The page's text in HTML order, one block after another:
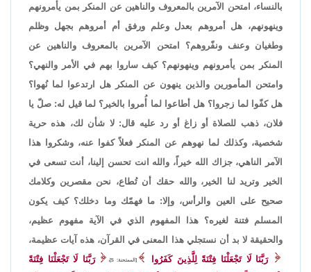
بالنساء، امتحن الآمرين بالمعروف والناهين عن المنكر بمن يأمرونهم
وينهونهم، هل أمروهم بعدل وعلم ورفق أم أمروهم بجهل وظلم
وطغيان وعنف ونفّروهم؟ امتحن الآمرين بالمعروف والناهين عن
المنكر بمن يأمرونهم وينهونهم؟ كيف ساروا بهم في الأمر والنهي؟
وامتحن المأمورين والذين ينهون عن المنكر هل ارتدعوا لما نُهوا؟
هل كفّوا لما زجروا؟ هل أطاعوا لما أُمروا بالخير؟ لما قيل له: صلّ يا
فلان، ذهب للصلاة أو زاغ أو رد عليه قال: لا شأن لك، هذه حرية
شخصية، وكذلك لما نهوهم عن المنكر فعلاً كفوا عنه، وشكروا هذا
الآمر الناهي، جزاك الله خيراً، والله انت تحسن إلينا، أنت تسعى في
الخير وتريد لنا الخير، والله حقك أن تُطاع، نحن مقصرين وكلامك
صحيح على العين والرأس، وإلا: ما فهمّك وما دخلك؟ كيف يكون
المسلم فتنة لغيره؟ هذا المفهوم الذي في الآية مفهوم عظيم،
والحقيقة لا بد أن نستجلي هذا المعنى في القرآن، هذه آيات عظيمة،
رَبَّنَا لَا تَجْعَلْنَا فِتْنَةً لِلَّذِينَ كَفَرُوا
[الممتحنة: 5]،
رَبَّنَا لَا تَجْعَلْنَا فِتْنَةً